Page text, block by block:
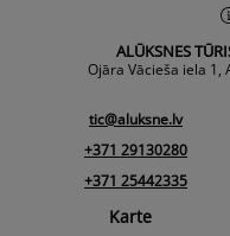
ALŪKSNES
Ojāra Vācieša iela 1,
tic@aluksne.lv
+371 29130280
+371 25442335
Karte